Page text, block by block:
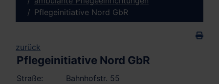
Pflegeinitiative Nord GbR
zurück
Pflegeinitiative Nord GbR
Straße:
Bahnhofstr. 55